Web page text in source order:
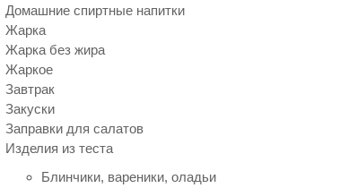
Домашние спиртные напитки
Жарка
Жарка без жира
Жаркое
Завтрак
Закуски
Заправки для салатов
Изделия из теста
Блинчики, вареники, оладьи